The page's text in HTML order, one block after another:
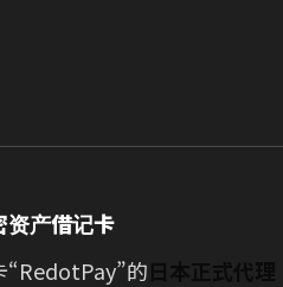
产借记卡
的